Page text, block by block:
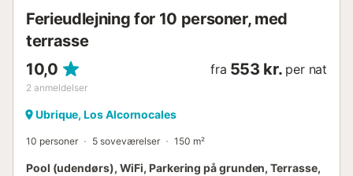
Ferieudlejning for 10 personer, med
terrasse
10,0
2 anmeldelser
fra 553 kr. per nat
Ubrique, Los Alcornocales
10 personer 5 soveværelser 150 m²
Pool (udendørs), WiFi, Parkering på grunden, Terrasse,